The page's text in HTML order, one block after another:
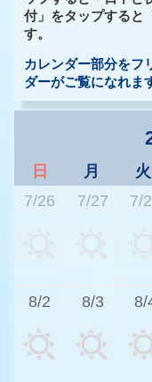
付」をタップすると
す。
カレンダー部分をフ
ダーがご覧になれま
日 月 火
7/26
7/27 7/
8/2 8/3 8/